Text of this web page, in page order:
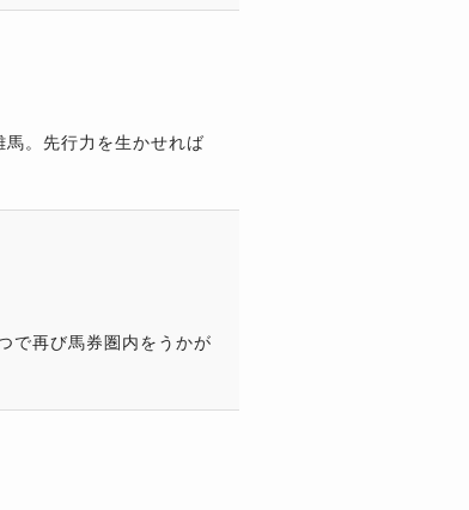
。先行力を生かせれば
で再び馬券圏内をうかが